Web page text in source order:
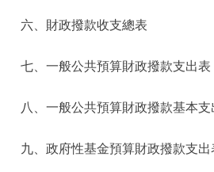
六、財政撥款收支總表
七、一般公共預算財政撥款支出表
八、一般公共預算財政撥款基本支
九、政府性基金預算財政撥款支出